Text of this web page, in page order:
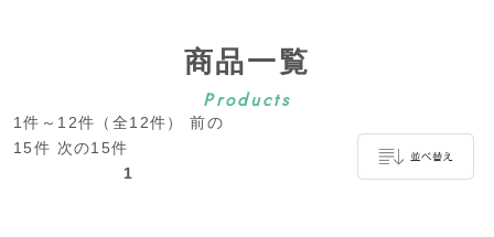
商品一覧
Products
1件～12件（全12件） 前の
15件 次の15件
1
表示件数